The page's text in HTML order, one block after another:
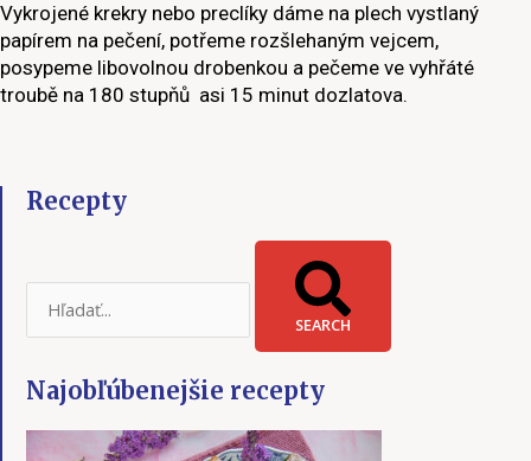
Vykrojené krekry nebo preclíky dáme na plech vystlaný
papírem na pečení, potřeme rozšlehaným vejcem,
posypeme libovolnou drobenkou a pečeme ve vyhřáté
troubě na 180 stupňů asi 15 minut dozlatova.
Recepty
SEARCH
Najobľúbenejšie recepty